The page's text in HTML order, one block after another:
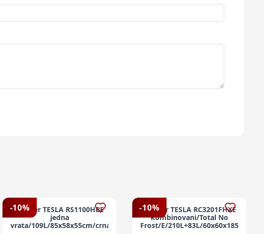
-10%
Frižider TESLA RS1100HBE
jedna
vrata/109L/85x58x55cm/crna
-10%
Frižider TESLA RC3201FHXE
kombinovani/Total No
Frost/E/210L+83L/60x60x185cm/